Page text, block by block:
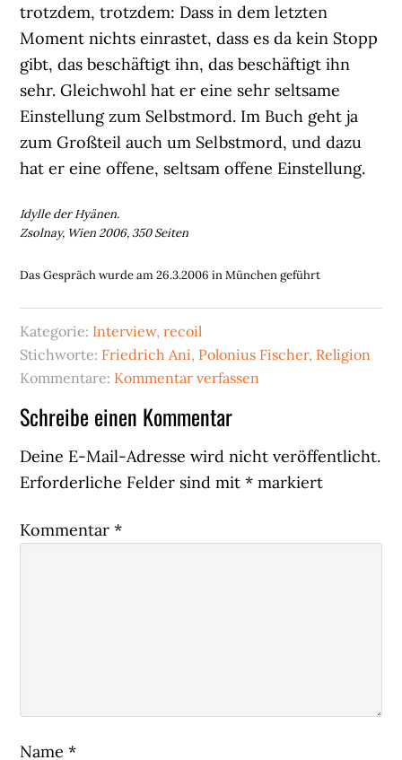
trotzdem, trotzdem: Dass in dem letzten
Moment nichts einrastet, dass es da kein Stopp
gibt, das beschäftigt ihn, das beschäftigt ihn
sehr. Gleichwohl hat er eine sehr seltsame
Einstellung zum Selbstmord. Im Buch geht ja
zum Großteil auch um Selbstmord, und dazu
hat er eine offene, seltsam offene Einstellung.
Idylle der Hyänen.
Zsolnay, Wien 2006, 350 Seiten
Das Gespräch wurde am 26.3.2006 in München geführt
Kategorie: Interview,recoil
Stichworte: Friedrich Ani, Polonius Fischer, Religion
Kommentare: Kommentar verfassen
Leser-
Interaktionen
Schreibe einen Kommentar
Deine E-Mail-Adresse wird nicht veröffentlicht.
Erforderliche Felder sind mit* markiert
Kommentar*
Name*